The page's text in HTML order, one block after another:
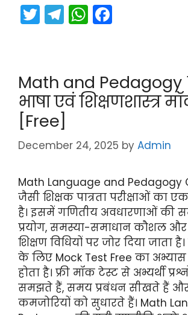
T
w
er
T
el
gr
a
m
W
h
ts
A
p
e
b
o
k
Math and Pedagogy
भाषा एवं शिक्षणशास्त्र
[Free]
December 24, 2025 by Admin
Math Language and Pedagogy
जैसी शिक्षक पात्रता परीक्षाओं का
है। इसमें गणितीय अवधारणाओं की
प्रयोग, समस्या-समाधान कौशल और
शिक्षण विधियों पर जोर दिया जाता है।
के लिए Mock Test Free का
होता है। फ्री मॉक टेस्ट से अभ्यर्थी
समझते हैं, समय प्रबंधन सीखते हैं
कमजोरियों को सुधारते हैं। Math